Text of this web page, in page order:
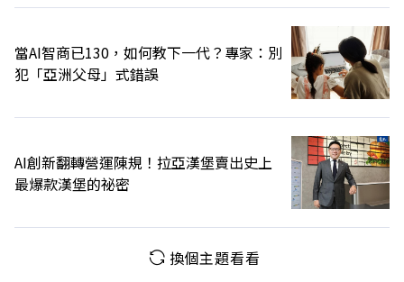
當AI智商已130，如何教下一代？專家：別
犯「亞洲父母」式錯誤
AI創新翻轉營運陳規！拉亞漢堡賣出史上
最爆款漢堡的祕密
換個主題看看